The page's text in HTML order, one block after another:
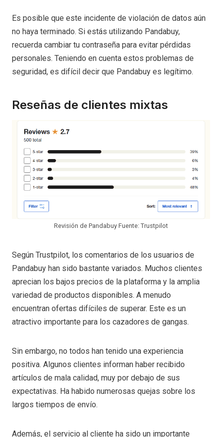
Es posible que este incidente de violación de datos aún
no haya terminado. Si estás utilizando Pandabuy,
recuerda cambiar tu contraseña para evitar pérdidas
personales. Teniendo en cuenta estos problemas de
seguridad, es difícil decir que Pandabuy es legítimo.
Reseñas de clientes mixtas
Revisión de Pandabuy Fuente: Trustpilot
Según Trustpilot, los comentarios de los usuarios de
Pandabuy han sido bastante variados. Muchos clientes
aprecian los bajos precios de la plataforma y la amplia
variedad de productos disponibles. A menudo
encuentran ofertas difíciles de superar. Este es un
atractivo importante para los cazadores de gangas.
Sin embargo, no todos han tenido una experiencia
positiva. Algunos clientes informan haber recibido
artículos de mala calidad, muy por debajo de sus
expectativas. Ha habido numerosas quejas sobre los
largos tiempos de envío.
Además, el servicio al cliente ha sido un importante